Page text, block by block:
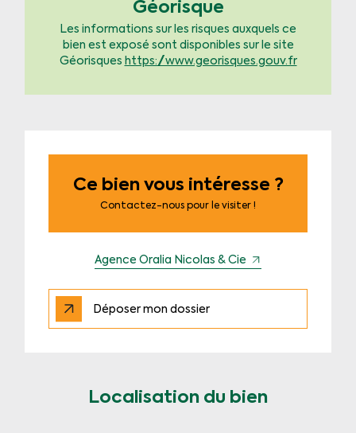
Géorisque
Les informations sur les risques auxquels ce
bien est exposé sont disponibles sur le site
Géorisques https://www.georisques.gouv.fr
Ce bien vous intéresse ?
Contactez-nous pour le visiter !
Agence Oralia Nicolas & Cie
Déposer mon dossier
Localisation du bien